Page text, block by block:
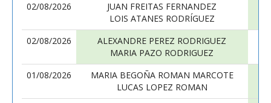
02/08/2026
JUAN FREITAS FERNANDEZ
LOIS ATANES RODRÍGUEZ
02/08/2026
ALEXANDRE PEREZ RODRIGUEZ
MARIA PAZO RODRIGUEZ
01/08/2026
MARIA BEGOÑA ROMAN MARCOTE
LUCAS LOPEZ ROMAN